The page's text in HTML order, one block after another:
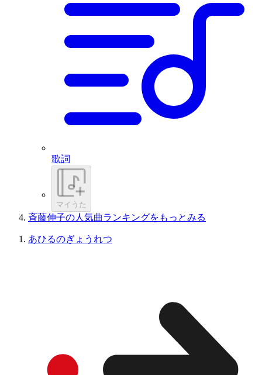
歌詞
マイうた
斉藤伸子の人気曲ランキングをもっとみる
あひるのぎょうれつ